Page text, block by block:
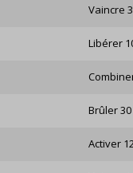
Vaincre
Libérer
Brûler
Activer